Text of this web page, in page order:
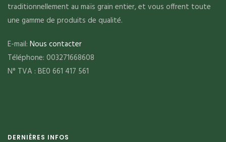
traditionnellement au maïs grain entier, et vous offrent toute
une gamme de produits de qualité.
E-mail: Nous contacter
Téléphone: 003271668608
N° TVA : BE0 661 417 561
DERNIÈRES INFOS